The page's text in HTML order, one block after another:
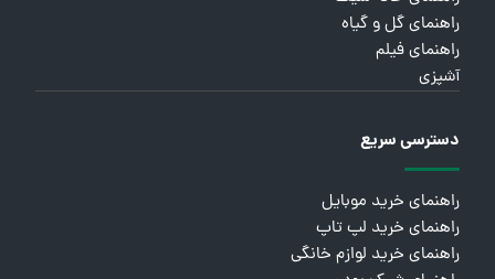
راهنمای گل و گیاه
راهنمای فیلم
آشپزی
دسترسی سریع
راهنمای خرید موبایل
راهنمای خرید لپ تاپ
راهنمای خرید لوازم خانگی